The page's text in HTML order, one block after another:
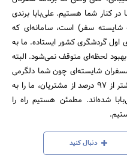
در کنار شما هستیم. علی‌بابا برندی
شایسته سفر) است، سامانه‌ای که
گردشگری کشور ایستاده. ما به
لحظه‌ای متوقف نمی‌شود. البته
شایسته‌ای چون شما دلگرمی
اصلی ماست. آمارها نشان می‌دهد که بیشتر از 97 درصد از مشتریان، ما را به
شده‌اند. مطمئن هستیم راه را
دنبال کنید